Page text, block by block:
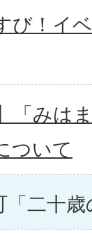
び！イ
「みは
ついて
「二十